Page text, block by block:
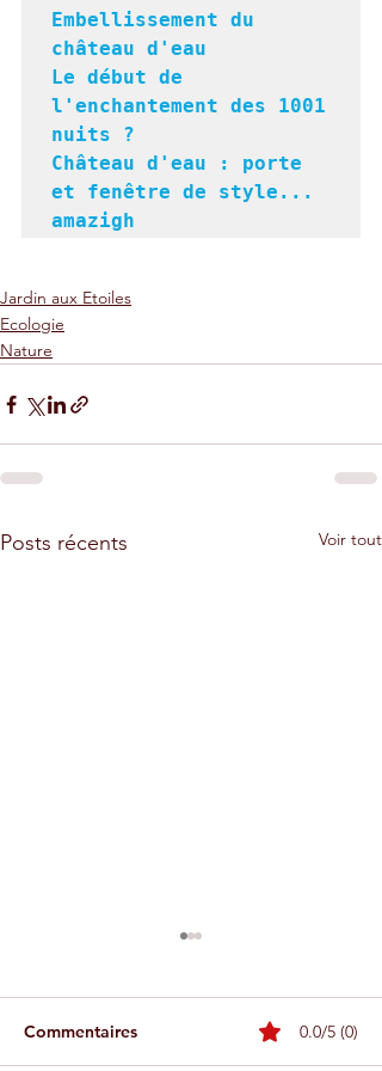
Embellissement du
château d'eau
Le début de
l'enchantement des 1001
nuits ?
Château d'eau : porte
et fenêtre de style...
amazigh
Jardin aux Etoiles
Ecologie
Nature
Posts récents Voir tout
Commentaires 0.0/5 (0)